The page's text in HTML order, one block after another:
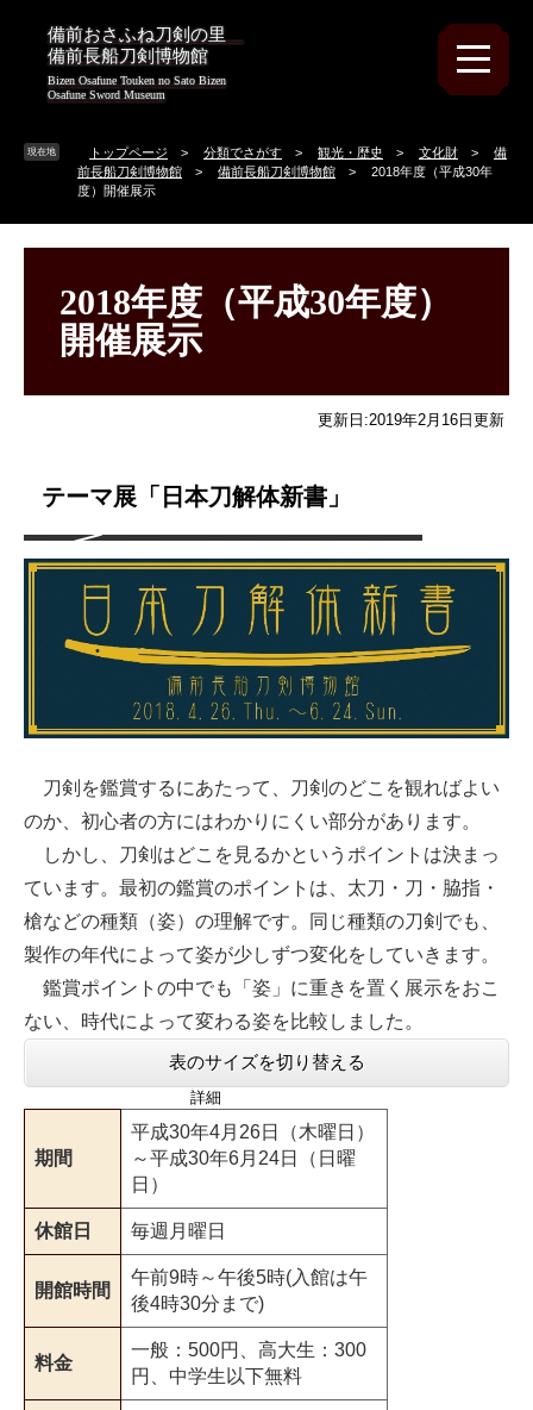
備前おさふね刀剣の里
備前長船刀剣博物館
Bizen Osafune Touken no Sato Bizen
Osafune Sword Museum
現在地 トップページ > 分類でさがす > 観光・歴史 > 文化財 >
備
前長船刀剣博物館
> 備前長船刀剣博物館 >
2018年度（平成30年
度）開催展示
2018年度（平成30年度）
開催展示
更新日:2019年2月16日更新
テーマ展「日本刀解体新書」
刀剣を鑑賞するにあたって、刀剣のどこを観ればよい
のか、初心者の方にはわかりにくい部分があります。
しかし、刀剣はどこを見るかというポイントは決まっ
ています。最初の鑑賞のポイントは、太刀・刀・脇指・
槍などの種類（姿）の理解です。同じ種類の刀剣でも、
製作の年代によって姿が少しずつ変化をしていきます。
鑑賞ポイントの中でも「姿」に重きを置く展示をおこ
ない、時代によって変わる姿を比較しました。
表のサイズを切り替える
詳細
期間
平成30年4月26日（木曜日）
～平成30年6月24日（日曜
日）
休館日 毎週月曜日
開館時間
午前9時～午後5時(入館は午
後4時30分まで)
料金
一般：500円、高大生：300
円、中学生以下無料